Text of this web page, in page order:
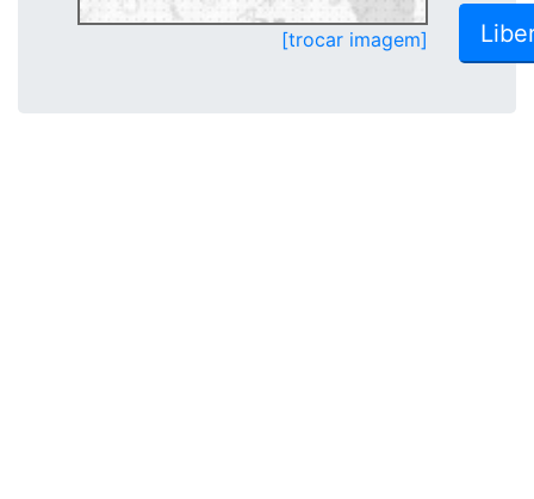
[trocar imagem]